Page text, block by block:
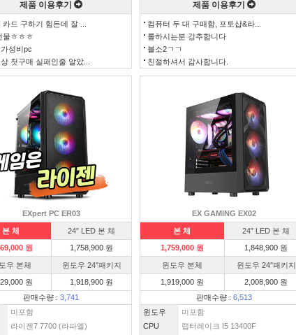
제품 이용후기
카드 구하기 힘든데 잘 ...
물ㅎㅎㅎ
성비pc
첫구매 실패인줄 알았...
제품 이용후기
컴퓨터 두 대 구매함, 포토샵&라...
롤하시는분 강추합니다
블소2ㄱㄱ
친절하셔서 감사합니다.
EXpert PC ER03
본 체
24″ LED 본 체
원
1,758,900 원
우 본체
윈도우 24″패키지
원
1,918,900 원
판매수량 : 3,741
미포함
라이젠7 7700 (라파엘)
EX GAMING EX02
본 체
24″ LED 본 체
1,759,000 원
1,848,900 원
윈도우 본체
윈도우 24″패키지
1,919,000 원
2,008,900 원
판매수량 : 6,513
윈도우
미포함
CPU
랩터레이크 I5 13400F